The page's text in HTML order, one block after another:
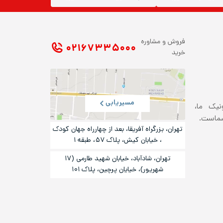
ما،
فروش و مشاوره
خرید
۰۲۱ ۶۷۳۳۵۰۰۰
مسیریابی
تهران، بزرگراه آفریقا، بعد از چهارراه جهان کودک
، خیابان کیش، پلاک ۵۷، طبقه ۱
تهران، شادآباد، خیابان شهید طارمی (۱۷
شهریور)، خیایان پرچین، پلاک ۱۰۱